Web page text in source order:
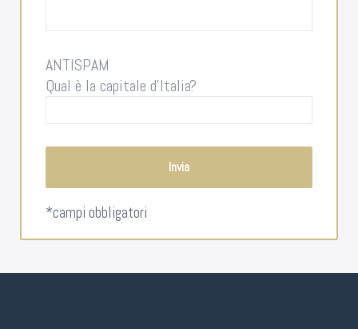
ANTISPAM
Qual è la capitale d'Italia?
*campi obbligatori